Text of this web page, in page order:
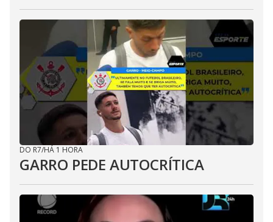
DO R7/HÁ 1 HORA
GARRO PEDE AUTOCRÍTICA